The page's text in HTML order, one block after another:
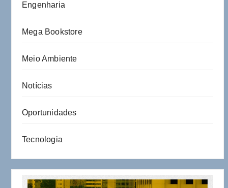
Engenharia
Mega Bookstore
Meio Ambiente
Notícias
Oportunidades
Tecnologia